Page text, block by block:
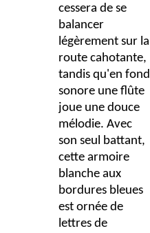
cessera de se
balancer
légèrement sur la
route cahotante,
tandis qu'en fond
sonore une flûte
joue une douce
mélodie. Avec
son seul battant,
cette armoire
blanche aux
bordures bleues
est ornée de
lettres de